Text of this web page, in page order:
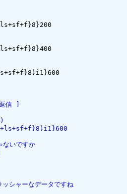
返信 ]
いですか
ャーなデータですね